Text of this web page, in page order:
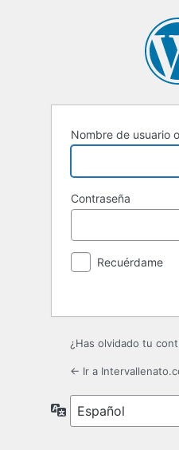
Nombre de usuario
Contraseña
Recuérdame
¿Has olvidado tu
← Ir a
Idioma